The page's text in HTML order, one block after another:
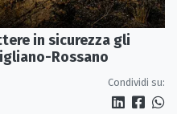
in sicurezza gli
Rossano
Condividi su: